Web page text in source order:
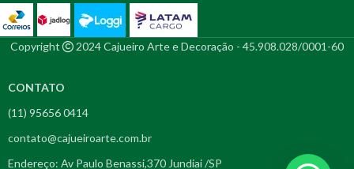
Copyright 2024 Cajueiro Arte e Decoração - 45.908.028/0001-60
CONTATO
(11) 95656 0414
contato@cajueiroarte.com.br
Endereço: Av Paulo Benassi,370 Jundiai /SP